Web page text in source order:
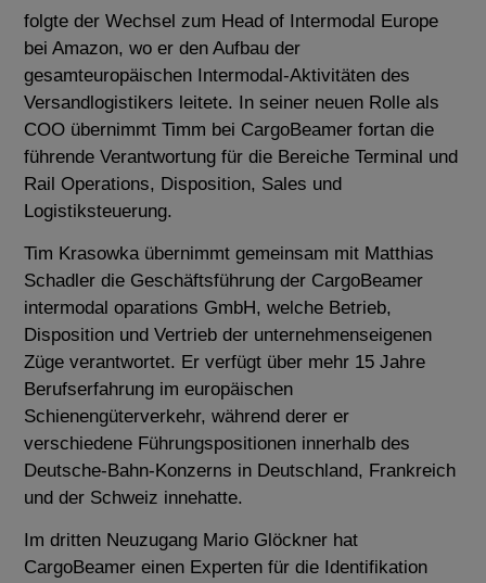
folgte der Wechsel zum Head of Intermodal Europe
bei Amazon, wo er den Aufbau der
gesamteuropäischen Intermodal-Aktivitäten des
Versandlogistikers leitete. In seiner neuen Rolle als
COO übernimmt Timm bei CargoBeamer fortan die
führende Verantwortung für die Bereiche Terminal und
Rail Operations, Disposition, Sales und
Logistiksteuerung.
Tim Krasowka übernimmt gemeinsam mit Matthias
Schadler die Geschäftsführung der CargoBeamer
intermodal oparations GmbH, welche Betrieb,
Disposition und Vertrieb der unternehmenseigenen
Züge verantwortet. Er verfügt über mehr 15 Jahre
Berufserfahrung im europäischen
Schienengüterverkehr, während derer er
verschiedene Führungspositionen innerhalb des
Deutsche-Bahn-Konzerns in Deutschland, Frankreich
und der Schweiz innehatte.
Im dritten Neuzugang Mario Glöckner hat
CargoBeamer einen Experten für die Identifikation